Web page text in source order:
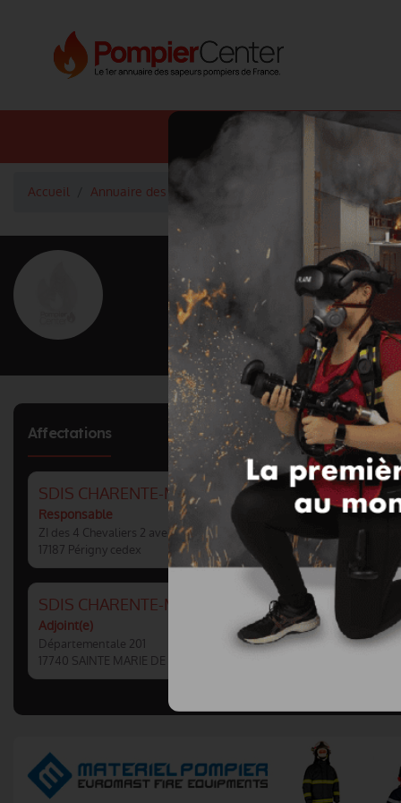
Annuaire SDIS
Accueil Annuaire des pompiers Lieutenant DELOUYE David
< Retour à la liste des pompiers
DELOUYE
Grade : Lieutenant
Affectations
SDIS CHARENTE-MARITIME : SERVICE SOUTIEN-
Responsable
ZI des 4 Chevaliers 2 avenue Eric Tabarly BP 60099
17187 Périgny cedex
SDIS CHARENTE-MARITIME : CIS SAINTE MARIE
Adjoint(e)
Départementale 201
17740 SAINTE MARIE DE RÉ